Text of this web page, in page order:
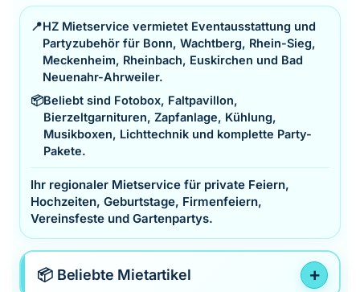
📍HZ Mietservice vermietet Eventausstattung und
Partyzubehör für Bonn, Wachtberg, Rhein-Sieg,
Meckenheim, Rheinbach, Euskirchen und Bad
Neuenahr-Ahrweiler.
📦Beliebt sind Fotobox, Faltpavillon,
Bierzeltgarnituren, Zapfanlage, Kühlung,
Musikboxen, Lichttechnik und komplette Party-
Pakete.
Ihr regionaler Mietservice für private Feiern,
Hochzeiten, Geburtstage, Firmenfeiern,
Vereinsfeste und Gartenpartys.
📦 Beliebte Mietartikel